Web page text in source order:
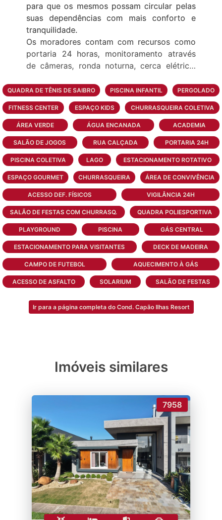
para que os mesmos possam circular pelas
suas dependências com mais conforto e
tranquilidade.
Os moradores contam com recursos como
portaria 24 horas, monitoramento através
de câmeras, ronda noturna, cerca elétrica,
No Capão Ilhas Resort há uma variedade de
opções de lazer, com direito a quadra de
futebol, quadra de tênis, quadras
poliesportivas, playground infantil e juvenil,
praças, piscinas e piscina aquecida, salões
de jogos, brinquedotecas, pista de corrida e
muito mais!
Estes espaços são ótimas opções para as
famílias que tem crianças e desejam um
espaço seguro para seus filhos brincarem.
Os condomínios fechados são silenciosos e
distantes de vias urbanas e ruídos do
trânsito, o que é ótimo para quem prima
pelo silêncio e deseja aproveitar com
tranquilidade seus momentos com a família.
possa desfrutar tudo que o condomínio
fechado na praia oferece.
QUADRA DE TÊNIS DE SAIBRO PISCINA INFANTIL PERGOLADO
FITNESS CENTER ESPAÇO KIDS CHURRASQUEIRA COLETIVA
ÁREA VERDE ÁGUA ENCANADA ACADEMIA
SALÃO DE JOGOS RUA CALÇADA PORTARIA 24H
PISCINA COLETIVA LAGO ESTACIONAMENTO ROTATIVO
ESPAÇO GOURMET CHURRASQUEIRA ÁREA DE CONVIVÊNCIA
ACESSO DEF. FÍSICOS VIGILÂNCIA 24H
SALÃO DE FESTAS COM CHURRASQ. QUADRA POLIESPORTIVA
PLAYGROUND PISCINA GÁS CENTRAL
ESTACIONAMENTO PARA VISITANTES DECK DE MADEIRA
CAMPO DE FUTEBOL AQUECIMENTO À GÁS
ACESSO DE ASFALTO SOLARIUM SALÃO DE FESTAS
Ir para a página completa do Cond. Capão Ilhas Resort
Imóveis similares
7958